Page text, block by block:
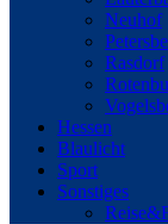
Neuhof
Rasdorf
Hessen
Blaulicht
Sport
Sonstiges